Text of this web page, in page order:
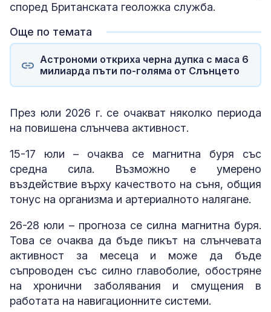
според Британската геоложка служба.
Още по темата
Астрономи откриха черна дупка с маса 6
милиарда пъти по-голяма от Слънцето
През юли 2026 г. се очакват няколко периода
на повишена слънчева активност.
15-17 юли – очаква се магнитна буря със
средна сила. Възможно е умерено
въздействие върху качеството на съня, общия
тонус на организма и артериалното налягане.
26-28 юли – прогноза се силна магнитна буря.
Това се очаква да бъде пикът на слънчевата
активност за месеца и може да бъде
съпроводен със силно главоболие, обостряне
на хронични заболявания и смущения в
работата на навигационните системи.